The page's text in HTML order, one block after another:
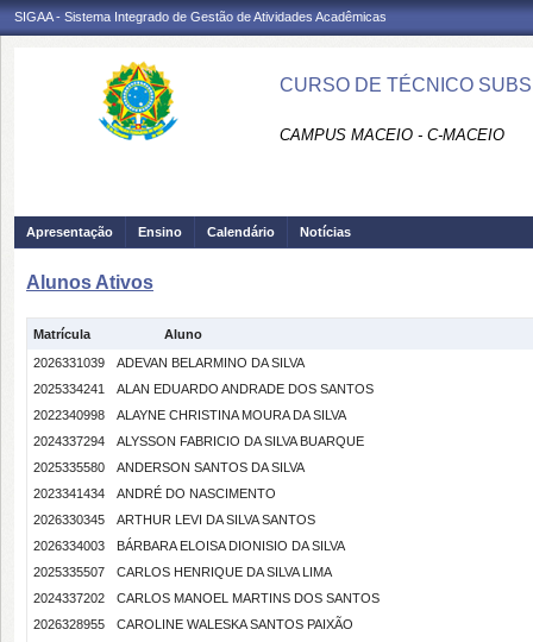
SIGAA - Sistema Integrado de Gestão de Atividades Acadêmicas
CURSO DE TÉCNICO
CAMPUS MACEIO - C-MACEIO
Apresentação Ensino Calendário Notícias
Alunos Ativos
Matrícula
Aluno
2026331039
ADEVAN BELARMINO DA SILVA
2025334241
ALAN EDUARDO ANDRADE DOS SANTOS
2022340998
ALAYNE CHRISTINA MOURA DA SILVA
2024337294
ALYSSON FABRICIO DA SILVA BUARQUE
2025335580
ANDERSON SANTOS DA SILVA
2023341434
ANDRÉ DO NASCIMENTO
2026330345
ARTHUR LEVI DA SILVA SANTOS
2026334003
BÁRBARA ELOISA DIONISIO DA SILVA
2025335507
CARLOS HENRIQUE DA SILVA LIMA
2024337202
CARLOS MANOEL MARTINS DOS SANTOS
2026328955
CAROLINE WALESKA SANTOS PAIXÃO